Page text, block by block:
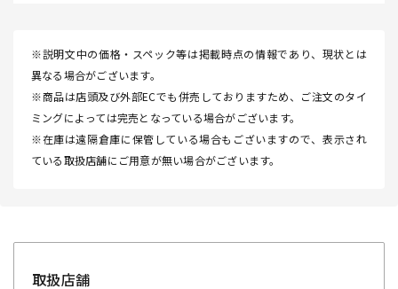
※説明文中の価格・スペック等は掲載時点の情報であり、現状とは
異なる場合がございます。
※商品は店頭及び外部ECでも併売しておりますため、ご注文のタイ
ミングによっては完売となっている場合がございます。
※在庫は遠隔倉庫に保管している場合もございますので、表示され
ている取扱店舗にご用意が無い場合がございます。
取扱店舗